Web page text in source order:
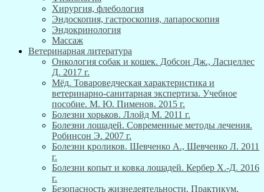
Хирургия, флебология
Эндоскопия, гастроскопия, лапароскопия
Эндокринология
Массаж
Ветеринарная литература
Онкология собак и кошек. Добсон Дж., Ласцеллес
Д. 2017 г.
Мёд. Товароведческая характеристика и
ветеринарно-санитарная экспертиза. Учебное
пособие. М. Ю. Пименов. 2015 г.
Болезни хорьков. Ллойд М. 2011 г.
Болезни лошадей. Современные методы лечения.
Робинсон Э. 2007 г.
Болезни кроликов. Шевченко А., Шевченко Л. 2011
г.
Болезни копыт и ковка лошадей. Кербер Х.-Д. 2016
г.
Безопасность жизнедеятельности. Практикум.